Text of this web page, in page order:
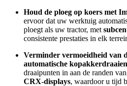
Houd de ploeg op koers met
ervoor dat uw werktuig
ploegt als uw tractor, met
consistente prestaties in elk
Verminder vermoeidheid van
automatische
draaipunten in aan de randen
CRX-displays, waardoor u tijd